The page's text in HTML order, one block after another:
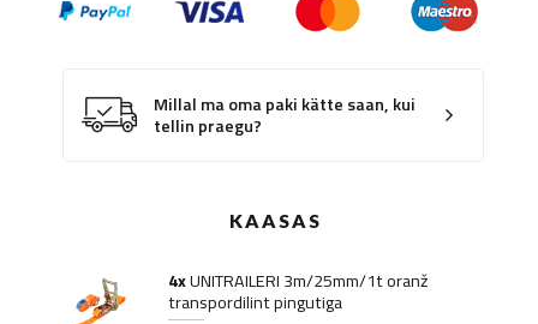
Millal ma oma paki kätte saan, kui
tellin praegu?
KAASAS
4xUNITRAILERI 3m/25mm/1t oranž
transpordilint pingutiga